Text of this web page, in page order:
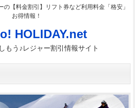
【料金割引】リフト券など利用料金「格安」
お得情報！
HOLIDAY.net
もう♪レジャー割引情報サイト